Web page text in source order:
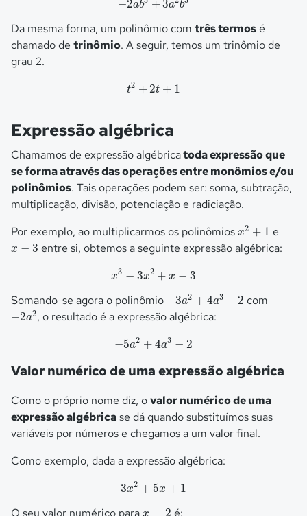
−2ab +3a b
Da mesma forma, um polinômio com três termos é
chamado de trinômio. A seguir, temos um trinômio de
grau 2.
t2 + 2t + 1
t +2t
Expressão algébrica
Chamamos de expressão algébricatoda expressão que
se forma através das operações entre monômios e/ou
polinômios. Tais operações podem ser: soma, subtração,
multiplicação, divisão, potenciação e radiciação.
Por exemplo, ao multiplicarmos os polinômios x2 + 1
2 1 e
x − 3
x− entre si, obtemos a seguinte expressão algébrica:
x3 − 3x2 + x − 3
−3 x2
Somando-se agora o polinômio −3a2 + 4a3 − 2
3a 2 4 a −
com
−2a2
− 2a 2, o resultado é a expressão algébrica:
−5a2 +4a3 − 2
−5 a 4 3
Valor numérico de uma expressão algébrica
Como o próprio nome diz, ovalor numérico de uma
expressão algébricase dá quando substituímos suas
variáveis por números e chegamos a um valor final.
Como exemplo, dada a expressão algébrica:
3x2 + 5x + 1
3x +5
O seu valor numérico para x = 2
x= é: